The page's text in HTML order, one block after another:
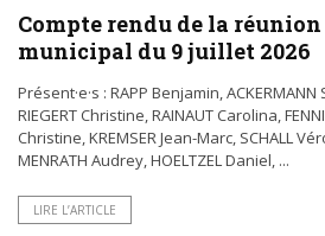
Compte rendu de la
municipal du 9 juillet 2026
Présent·e·s : RAPP Benjamin,
RIEGERT Christine, RAINAUT Carolina,
Christine, KREMSER Jean-Marc, SCHALL
MENRATH Audrey, HOELTZEL Daniel, ...
LIRE L’ARTICLE